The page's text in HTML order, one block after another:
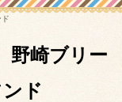
崎ブリー
ド